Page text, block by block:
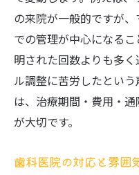
の来院が一般的ですが
での管理が中心になる
明された回数よりも多
ル調整に苦労したとい
は、治療期間・費用・
が大切です。
歯科医院の対応と雰囲